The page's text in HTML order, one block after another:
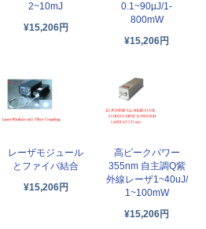
2~10mJ
¥15,206円
0.1~90µJ/1-
800mW
¥15,206円
レーザモジュール
とファイバ結合
¥15,206円
高ピークパワー
355nm 自主調Q紫
外線レーザ1~40uJ/
1~100mW
¥15,206円